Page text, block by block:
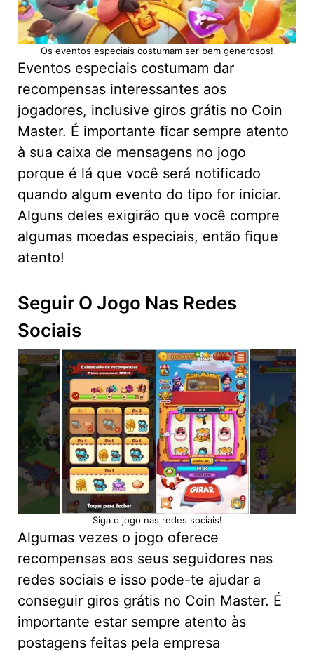
Os eventos especiais costumam ser bem generosos!
Eventos especiais costumam dar
recompensas interessantes aos
jogadores, inclusive giros grátis no Coin
Master. É importante ficar sempre atento
à sua caixa de mensagens no jogo
porque é lá que você será notificado
quando algum evento do tipo for iniciar.
Alguns deles exigirão que você compre
algumas moedas especiais, então fique
atento!
Seguir O Jogo Nas Redes
Sociais
Siga o jogo nas redes sociais!
Algumas vezes o jogo oferece
recompensas aos seus seguidores nas
redes sociais e isso pode-te ajudar a
conseguir giros grátis no Coin Master. É
importante estar sempre atento às
postagens feitas pela empresa